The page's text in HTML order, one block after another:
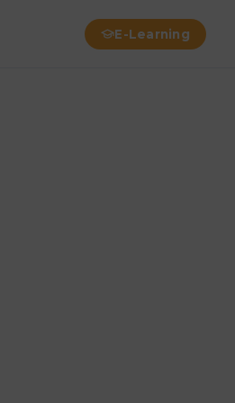
E-Learning